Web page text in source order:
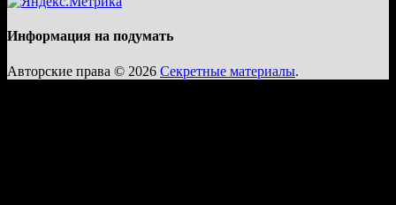
Информация на подумать
Авторские права © 2026 Секретные материалы.